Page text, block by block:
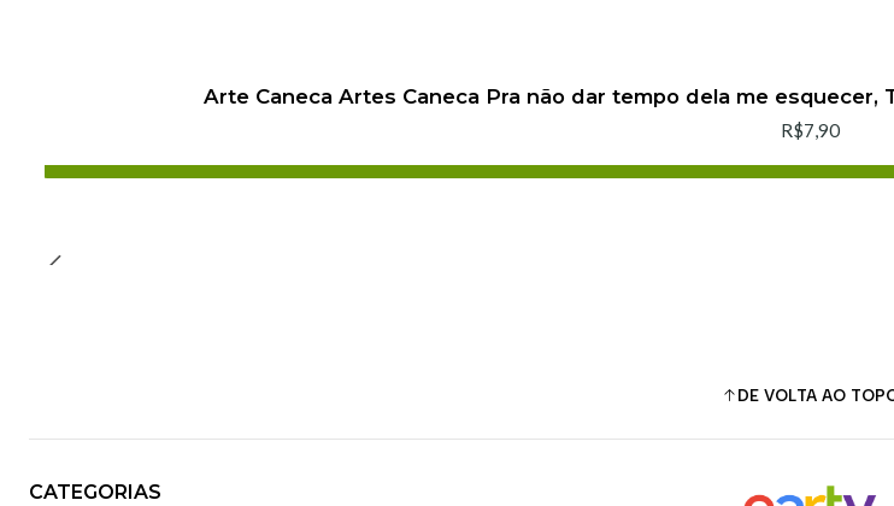
Arte Caneca Artes Caneca Pra não dar tempo dela me
R$7,90
DE VOLTA AO
CATEGORIAS